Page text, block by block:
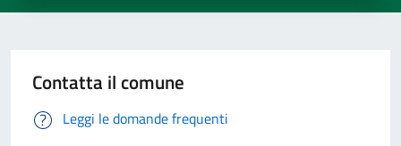
Contatta il comune
Leggi le domande frequenti